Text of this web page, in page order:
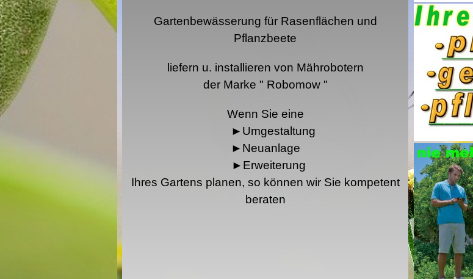
Gartenbewässerung für Rasenflächen und
Pflanzbeete
liefern u. installieren von Mährobotern
der Marke " Robomow "
Wenn Sie eine
►Umgestaltung
►Neuanlage
►Erweiterung
Ihres Gartens planen, so können wir Sie kompetent
beraten